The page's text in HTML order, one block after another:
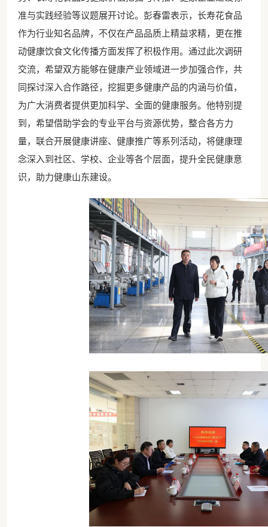
准与实践经验等议题展开讨论。彭春雷表示，长寿花食品
作为行业知名品牌，不仅在产品品质上精益求精，更在推
动健康饮食文化传播方面发挥了积极作用。通过此次调研
交流，希望双方能够在健康产业领域进一步加强合作，共
同探讨深入合作路径，挖掘更多健康产品的内涵与价值，
为广大消费者提供更加科学、全面的健康服务。他特别提
到，希望借助学会的专业平台与资源优势，整合各方力
量，联合开展健康讲座、健康推广等系列活动，将健康理
念深入到社区、学校、企业等各个层面，提升全民健康意
识，助力健康山东建设。